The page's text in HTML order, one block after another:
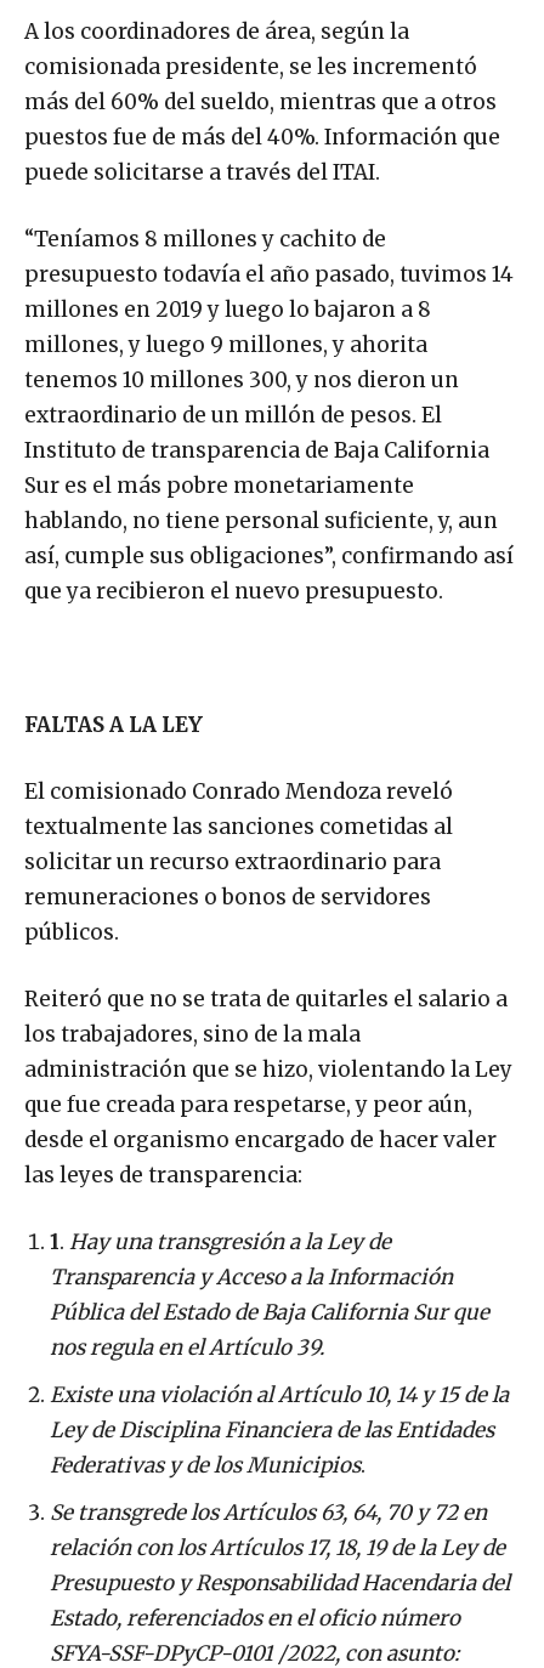
A los coordinadores de área, según la
comisionada presidente, se les incrementó
más del 60% del sueldo, mientras que a otros
puestos fue de más del 40%. Información que
puede solicitarse a través del ITAI.
“Teníamos 8 millones y cachito de
presupuesto todavía el año pasado, tuvimos 14
millones en 2019 y luego lo bajaron a 8
millones, y luego 9 millones, y ahorita
tenemos 10 millones 300, y nos dieron un
extraordinario de un millón de pesos. El
Instituto de transparencia de Baja California
Sur es el más pobre monetariamente
hablando, no tiene personal suficiente, y, aun
así, cumple sus obligaciones”, confirmando así
que ya recibieron el nuevo presupuesto.
FALTAS A LA LEY
El comisionado Conrado Mendoza reveló
textualmente las sanciones cometidas al
solicitar un recurso extraordinario para
remuneraciones o bonos de servidores
públicos.
Reiteró que no se trata de quitarles el salario a
los trabajadores, sino de la mala
administración que se hizo, violentando la Ley
que fue creada para respetarse, y peor aún,
desde el organismo encargado de hacer valer
las leyes de transparencia:
1. Hay una transgresión a la Ley de
Transparencia y Acceso a la Información
Pública del Estado de Baja California Sur que
nos regula en el Artículo 39.
Existe una violación al Artículo 10, 14 y 15 de la
Ley de Disciplina Financiera de las Entidades
Federativas y de los Municipios.
Se transgrede los Artículos 63, 64, 70 y 72 en
relación con los Artículos 17, 18, 19 de la Ley de
Presupuesto y Responsabilidad Hacendaria del
Estado, referenciados en el oficio número
SFYA-SSF-DPyCP-0101 /2022, con asunto: